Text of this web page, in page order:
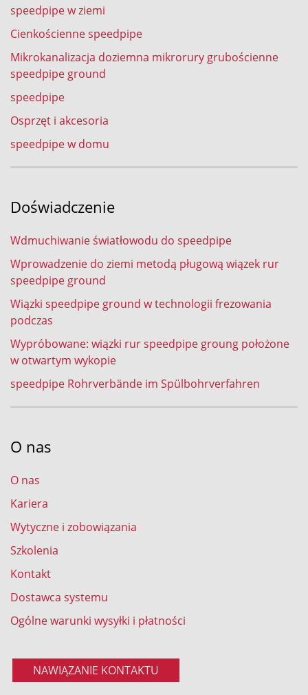
speedpipe w ziemi
Cienkościenne speedpipe
Mikrokanalizacja doziemna mikrorury grubościenne
speedpipe ground
speedpipe
Osprzęt i akcesoria
speedpipe w domu
Doświadczenie
Wdmuchiwanie światłowodu do speedpipe
Wprowadzenie do ziemi metodą pługową wiązek rur
speedpipe ground
Wiązki speedpipe ground w technologii frezowania
podczas
Wypróbowane: wiązki rur speedpipe groung położone
w otwartym wykopie
speedpipe Rohrverbände im Spülbohrverfahren
O nas
O nas
Kariera
Wytyczne i zobowiązania
Szkolenia
Kontakt
Dostawca systemu
Ogólne warunki wysyłki i płatności
NAWIĄZANIE KONTAKTU